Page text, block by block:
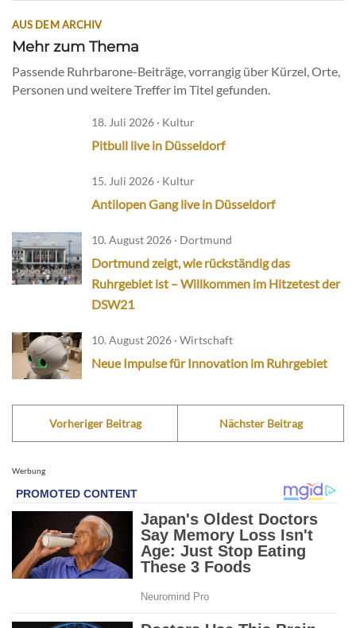
AUS DEM ARCHIV
Mehr zum Thema
Passende Ruhrbarone-Beiträge, vorrangig über Kürzel, Orte,
Personen und weitere Treffer im Titel gefunden.
18. Juli 2026 · Kultur
Pitbull live in Düsseldorf
15. Juli 2026 · Kultur
Antilopen Gang live in Düsseldorf
10. August 2026 · Dortmund
Dortmund zeigt, wie rückständig das
Ruhrgebiet ist – Willkommen im Hitzetest der
DSW21
10. August 2026 · Wirtschaft
Neue Impulse für Innovation im Ruhrgebiet
Vorheriger Beitrag Nächster Beitrag
Werbung